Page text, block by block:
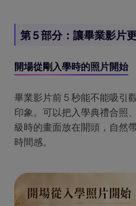
第 5 部分：讓畢業影片
開場從剛入學時的照片開始
畢業影片前 5 秒能不能吸引
印象。可以把入學典禮合照
級時的畫面放在開頭，自然
時間感。